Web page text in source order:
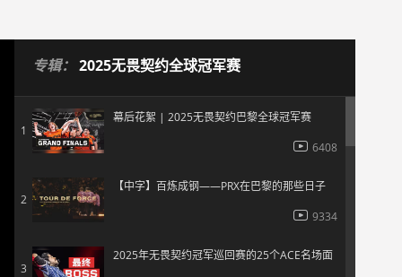
专辑： 2025无畏契约全球冠军赛
1
幕后花絮 | 2025无畏契约巴黎全球冠军赛
6408
2
【中字】百炼成钢——PRX在巴黎的那些日子
9334
3
2025年无畏契约冠军巡回赛的25个ACE名场面